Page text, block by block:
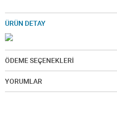
ÜRÜN DETAY
ÖDEME SEÇENEKLERİ
YORUMLAR